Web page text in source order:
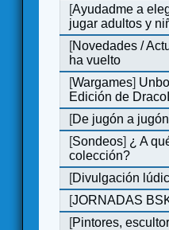
[Ayudadme a
jugar adultos y
[Novedades /
ha vuelto
[Wargames]
Edición de
[De jugón a jugón
[Sondeos] ¿ A
colección?
[Divulgación
[JORNADAS
[Pintores,